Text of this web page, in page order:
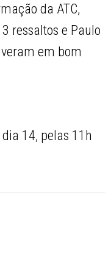
da ATC,
ressaltos e Paulo
em bom
14, pelas 11h